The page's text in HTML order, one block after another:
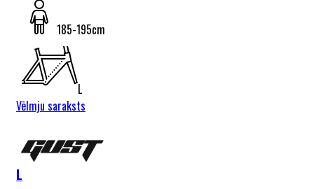
185-195cm
L
Vēlmju saraksts
Gust Brave
Black 2026
L